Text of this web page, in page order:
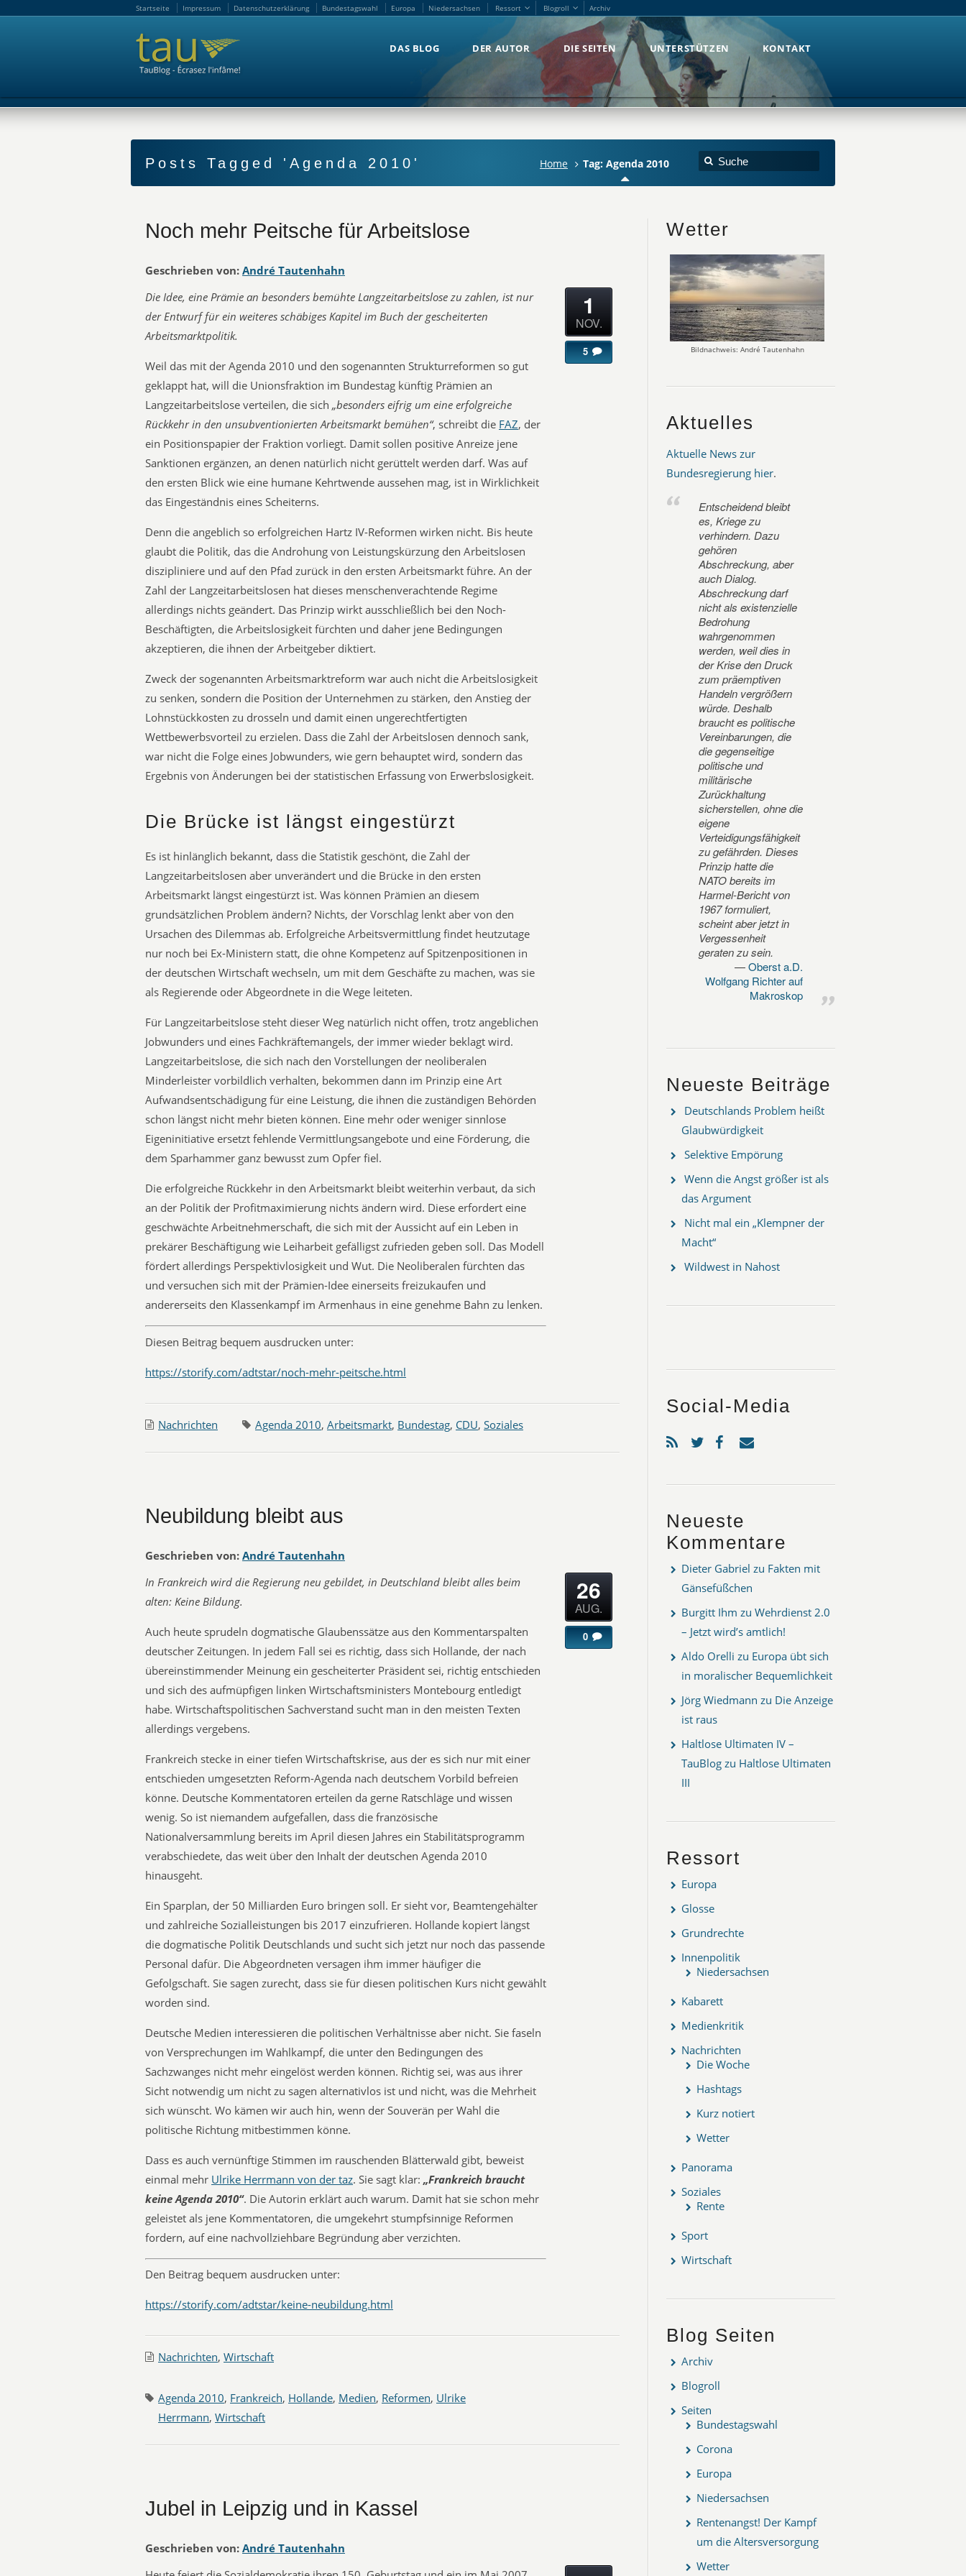
Startseite Impressum Datenschutzerklärung Bundestagswahl Europa Niedersachsen Ressort Blogroll Archiv
DAS BLOG DER AUTOR DIE SEITEN UNTERSTÜTZEN KONTAKT
Posts Tagged 'Agenda 2010' Home Tag: Agenda 2010
Noch mehr Peitsche für Arbeitslose
Geschrieben von: André Tautenhahn
Die Idee, eine Prämie an besonders bemühte Langzeitarbeitslose zu zahlen, ist nur
der Entwurf für ein weiteres schäbiges Kapitel im Buch der gescheiterten
Arbeitsmarktpolitik.
Weil das mit der Agenda 2010 und den sogenannten Strukturreformen so gut
geklappt hat, will die Unionsfraktion im Bundestag künftig Prämien an
Langzeitarbeitslose verteilen, die sich „besonders eifrig um eine erfolgreiche
Rückkehr in den unsubventionierten Arbeitsmarkt bemühen“, schreibt die FAZ, der
ein Positionspapier der Fraktion vorliegt. Damit sollen positive Anreize jene
Sanktionen ergänzen, an denen natürlich nicht gerüttelt werden darf. Was auf
den ersten Blick wie eine humane Kehrtwende aussehen mag, ist in Wirklichkeit
das Eingeständnis eines Scheiterns.
Denn die angeblich so erfolgreichen Hartz IV-Reformen wirken nicht. Bis heute
glaubt die Politik, das die Androhung von Leistungskürzung den Arbeitslosen
diszipliniere und auf den Pfad zurück in den ersten Arbeitsmarkt führe. An der
Zahl der Langzeitarbeitslosen hat dieses menschenverachtende Regime
allerdings nichts geändert. Das Prinzip wirkt ausschließlich bei den Noch-
Beschäftigten, die Arbeitslosigkeit fürchten und daher jene Bedingungen
akzeptieren, die ihnen der Arbeitgeber diktiert.
Zweck der sogenannten Arbeitsmarktreform war auch nicht die Arbeitslosigkeit
zu senken, sondern die Position der Unternehmen zu stärken, den Anstieg der
Lohnstückkosten zu drosseln und damit einen ungerechtfertigten
Wettbewerbsvorteil zu erzielen. Dass die Zahl der Arbeitslosen dennoch sank,
war nicht die Folge eines Jobwunders, wie gern behauptet wird, sondern das
Ergebnis von Änderungen bei der statistischen Erfassung von Erwerbslosigkeit.
Die Brücke ist längst eingestürzt
Es ist hinlänglich bekannt, dass die Statistik geschönt, die Zahl der
Langzeitarbeitslosen aber unverändert und die Brücke in den ersten
Arbeitsmarkt längst eingestürzt ist. Was können Prämien an diesem
grundsätzlichen Problem ändern? Nichts, der Vorschlag lenkt aber von den
Ursachen des Dilemmas ab. Erfolgreiche Arbeitsvermittlung findet heutzutage
nur noch bei Ex-Ministern statt, die ohne Kompetenz auf Spitzenpositionen in
der deutschen Wirtschaft wechseln, um mit dem Geschäfte zu machen, was sie
als Regierende oder Abgeordnete in die Wege leiteten.
Für Langzeitarbeitslose steht dieser Weg natürlich nicht offen, trotz angeblichen
Jobwunders und eines Fachkräftemangels, der immer wieder beklagt wird.
Langzeitarbeitslose, die sich nach den Vorstellungen der neoliberalen
Minderleister vorbildlich verhalten, bekommen dann im Prinzip eine Art
Aufwandsentschädigung für eine Leistung, die ihnen die zuständigen Behörden
schon längst nicht mehr bieten können. Eine mehr oder weniger sinnlose
Eigeninitiative ersetzt fehlende Vermittlungsangebote und eine Förderung, die
dem Sparhammer ganz bewusst zum Opfer fiel.
Die erfolgreiche Rückkehr in den Arbeitsmarkt bleibt weiterhin verbaut, da sich
an der Politik der Profitmaximierung nichts ändern wird. Diese erfordert eine
geschwächte Arbeitnehmerschaft, die sich mit der Aussicht auf ein Leben in
prekärer Beschäftigung wie Leiharbeit gefälligst zufrieden geben soll. Das Modell
fördert allerdings Perspektivlosigkeit und Wut. Die Neoliberalen fürchten das
und versuchen sich mit der Prämien-Idee einerseits freizukaufen und
andererseits den Klassenkampf im Armenhaus in eine genehme Bahn zu lenken.
Diesen Beitrag bequem ausdrucken unter:
https://storify.com/adtstar/noch-mehr-peitsche.html
1
NOV.
5
Nachrichten Agenda 2010, Arbeitsmarkt, Bundestag, CDU, Soziales
Neubildung bleibt aus
Geschrieben von: André Tautenhahn
In Frankreich wird die Regierung neu gebildet, in Deutschland bleibt alles beim
alten: Keine Bildung.
Auch heute sprudeln dogmatische Glaubenssätze aus den Kommentarspalten
deutscher Zeitungen. In jedem Fall sei es richtig, dass sich Hollande, der nach
übereinstimmender Meinung ein gescheiterter Präsident sei, richtig entschieden
und sich des aufmüpfigen linken Wirtschaftsministers Montebourg entledigt
habe. Wirtschaftspolitischen Sachverstand sucht man in den meisten Texten
allerdings vergebens.
Frankreich stecke in einer tiefen Wirtschaftskrise, aus der es sich nur mit einer
entschieden umgesetzten Reform-Agenda nach deutschem Vorbild befreien
könne. Deutsche Kommentatoren erteilen da gerne Ratschläge und wissen
wenig. So ist niemandem aufgefallen, dass die französische
Nationalversammlung bereits im April diesen Jahres ein Stabilitätsprogramm
verabschiedete, das weit über den Inhalt der deutschen Agenda 2010
hinausgeht.
Ein Sparplan, der 50 Milliarden Euro bringen soll. Er sieht vor, Beamtengehälter
und zahlreiche Sozialleistungen bis 2017 einzufrieren. Hollande kopiert längst
die dogmatische Politik Deutschlands und sucht sich jetzt nur noch das passende
Personal dafür. Die Abgeordneten versagen ihm immer häufiger die
Gefolgschaft. Sie sagen zurecht, dass sie für diesen politischen Kurs nicht gewählt
worden sind.
Deutsche Medien interessieren die politischen Verhältnisse aber nicht. Sie faseln
von Versprechungen im Wahlkampf, die unter den Bedingungen des
Sachzwanges nicht mehr eingelöst werden können. Richtig sei, was aus ihrer
Sicht notwendig um nicht zu sagen alternativlos ist und nicht, was die Mehrheit
sich wünscht. Wo kämen wir auch hin, wenn der Souverän per Wahl die
politische Richtung mitbestimmen könne.
Dass es auch vernünftige Stimmen im rauschenden Blätterwald gibt, beweist
einmal mehr Ulrike Herrmann von der taz. Sie sagt klar: „Frankreich braucht
keine Agenda 2010“. Die Autorin erklärt auch warum. Damit hat sie schon mehr
geleistet als jene Kommentatoren, die umgekehrt stumpfsinnige Reformen
fordern, auf eine nachvollziehbare Begründung aber verzichten.
Den Beitrag bequem ausdrucken unter:
https://storify.com/adtstar/keine-neubildung.html
26
AUG.
0
Nachrichten, Wirtschaft
Agenda 2010, Frankreich, Hollande, Medien, Reformen, Ulrike
Herrmann, Wirtschaft
Jubel in Leipzig und in Kassel
Geschrieben von: André Tautenhahn
Wetter
Bildnachweis: André Tautenhahn
Aktuelles
Aktuelle News zur
Bundesregierung hier.
Entscheidend bleibt
es, Kriege zu
verhindern. Dazu
gehören
Abschreckung, aber
auch Dialog.
Abschreckung darf
nicht als existenzielle
Bedrohung
wahrgenommen
werden, weil dies in
der Krise den Druck
zum präemptiven
Handeln vergrößern
würde. Deshalb
braucht es politische
Vereinbarungen, die
die gegenseitige
politische und
militärische
Zurückhaltung
sicherstellen, ohne die
eigene
Verteidigungsfähigkeit
zu gefährden. Dieses
Prinzip hatte die
NATO bereits im
Harmel-Bericht von
1967 formuliert,
scheint aber jetzt in
Vergessenheit
geraten zu sein.
Oberst a.D.
Wolfgang Richter auf
Makroskop
Neueste Beiträge
Deutschlands Problem heißt
Glaubwürdigkeit
Selektive Empörung
Wenn die Angst größer ist als
das Argument
Nicht mal ein „Klempner der
Macht“
Wildwest in Nahost
Social-Media
Neueste
Kommentare
Dieter Gabriel zu Fakten mit
Gänsefüßchen
Burgitt Ihm zu Wehrdienst 2.0
– Jetzt wird’s amtlich!
Aldo Orelli zu Europa übt sich
in moralischer Bequemlichkeit
Jörg Wiedmann zu Die Anzeige
ist raus
Haltlose Ultimaten IV –
TauBlog zu Haltlose Ultimaten
III
Ressort
Europa
Glosse
Grundrechte
Innenpolitik
Niedersachsen
Kabarett
Medienkritik
Nachrichten
Die Woche
Hashtags
Kurz notiert
Wetter
Panorama
Soziales
Rente
Sport
Wirtschaft
Blog Seiten
Archiv
Blogroll
Seiten
Bundestagswahl
Corona
Europa
Niedersachsen
Rentenangst! Der Kampf
um die Altersversorgung
Wetter
Startseite Impressum Datenschutzerklärung Bundestagswahl Europa Niedersachsen Ressort Blogroll Archiv
DAS BLOG DER AUTOR DIE SEITEN UNTERSTÜTZEN KONTAKT